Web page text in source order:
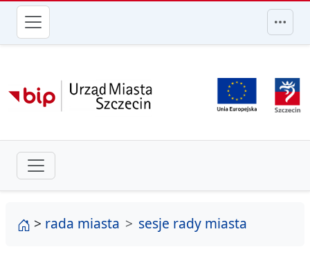
przejdź do głównego menu
strona główna
> rada miasta sesje rady miasta